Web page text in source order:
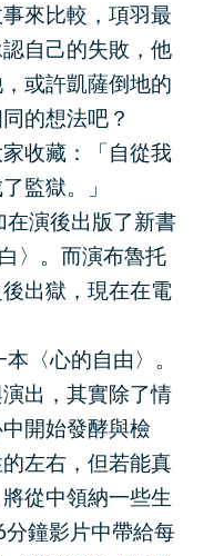
來比較，項羽最
自己的失敗，他
或許凱薩倒地的
的想法吧？
收藏：「自從我
監獄。」
在演後出版了新書
〉。而演布魯托
出獄，現在在電
〈心的自由〉。
出，其實除了情
開始發酵與檢
左右，但若能真
從中領納一些生
鐘影片中帶給每